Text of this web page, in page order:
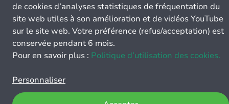
de cookies d’analyses statistiques de fréquentation du
site web utiles à son amélioration et de vidéos YouTube
sur le site web. Votre préférence (refus/acceptation) est
conservée pendant 6 mois.
Pour en savoir plus : Politique d’utilisation des cookies.
Personnaliser